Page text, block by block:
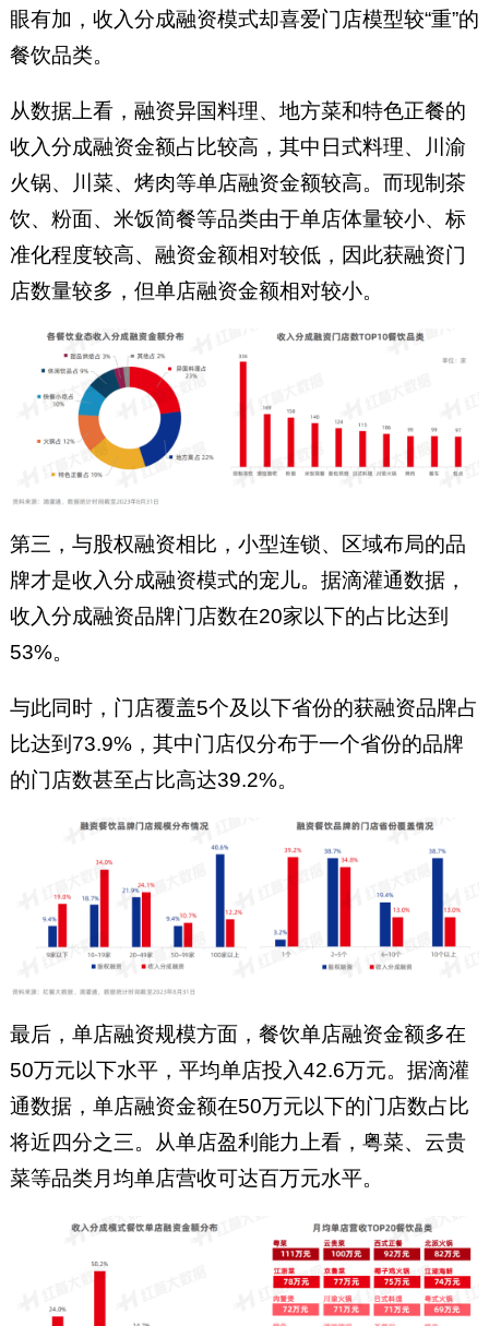
眼有加，收入分成融资模式却喜爱门店模型较“重”的
餐饮品类。
从数据上看，融资异国料理、地方菜和特色正餐的
收入分成融资金额占比较高，其中日式料理、川渝
火锅、川菜、烤肉等单店融资金额较高。而现制茶
饮、粉面、米饭简餐等品类由于单店体量较小、标
准化程度较高、融资金额相对较低，因此获融资门
店数量较多，但单店融资金额相对较小。
第三，与股权融资相比，小型连锁、区域布局的品
牌才是收入分成融资模式的宠儿。据滴灌通数据，
收入分成融资品牌门店数在20家以下的占比达到
53%。
与此同时，门店覆盖5个及以下省份的获融资品牌占
比达到73.9%，其中门店仅分布于一个省份的品牌
的门店数甚至占比高达39.2%。
最后，单店融资规模方面，餐饮单店融资金额多在
50万元以下水平，平均单店投入42.6万元。据滴灌
通数据，单店融资金额在50万元以下的门店数占比
将近四分之三。从单店盈利能力上看，粤菜、云贵
菜等品类月均单店营收可达百万元水平。